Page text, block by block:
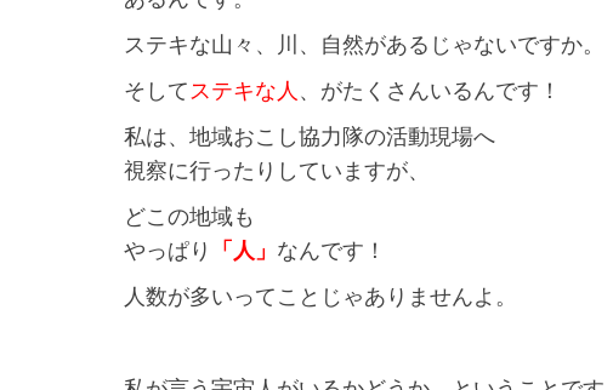
ステキな山々、川、自然があるじゃないですか。
そして ステキな人 、がたくさんいるんです！
私は、地域おこし協力隊の活動現場へ
視察に行ったりしていますが、
どこの地域も
やっぱり 「人」 なんです！
人数が多いってことじゃありませんよ。